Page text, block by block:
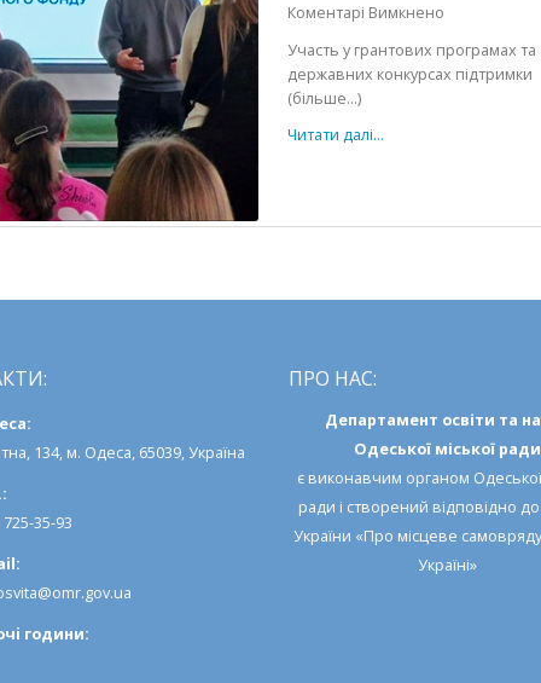
Коментарі Вимкнено
Одеси
Участь у грантових програмах та
державних конкурсах підтримки
(більше…)
Читати далі...
134, м. Одеса, 65039, Україна
725-35-93
години:
ПРО НАС:
Департамент освіти та
Одеської міської ради
є виконавчим органом
ради і створений відповідно
України «Про місцеве
Україні»